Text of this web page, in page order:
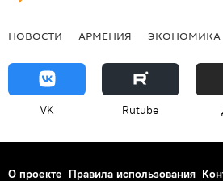
НОВОСТИ АРМЕНИЯ ЭКОНОМИКА
VK Rutube
О проекте Правила использования